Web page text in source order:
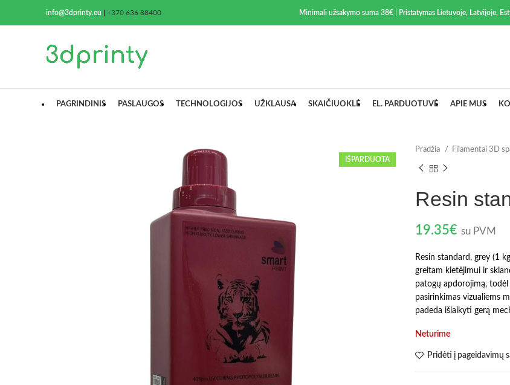
info@3dprinty.eu +370 636 88400 Minimali užsakymo suma 38€ | Pristatymas Lietuvoje, Latvijoje,
PAGRINDINIS PASLAUGOS TECHNOLOGIJOS UŽKLAUSA SKAIČIUOKLĖ EL. PARDUOTUVĖ APIE MUS
IŠPARDUOTA
Pradžia Filamentai 3D
Resin
19.35€ su PVM
Resin standard, grey (1
greitam kietėjimui ir
patogų apdorojimą,
pasirinkimas vizualiems
padeda išlaikyti gerą
Neturime
Pridėti į pageidavimų